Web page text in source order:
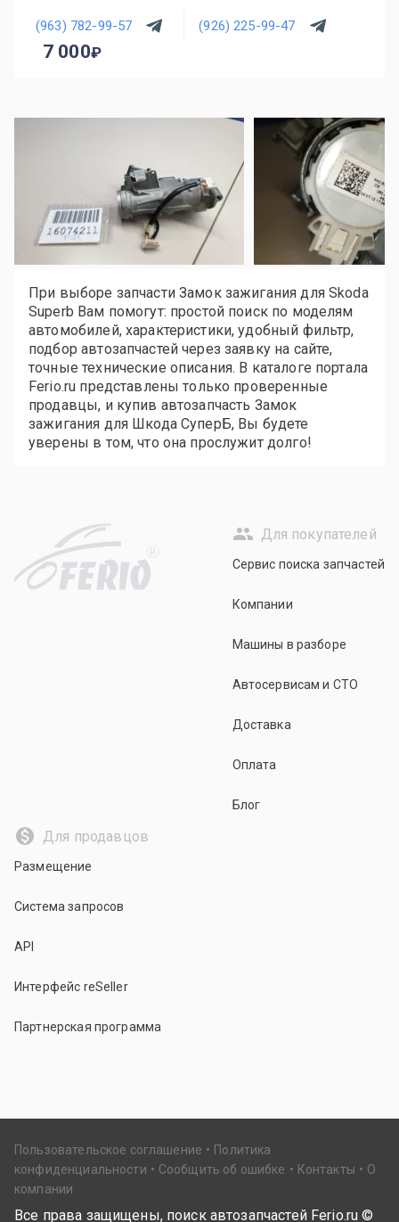
(963) 782-99-57 (926) 225-99-47
7 000
При выборе запчасти Замок зажигания для Skoda
Superb Вам помогут: простой поиск по моделям
автомобилей, характеристики, удобный фильтр,
подбор автозапчастей через заявку на сайте,
точные технические описания. В каталоге портала
Ferio.ru представлены только проверенные
продавцы, и купив автозапчасть Замок
зажигания для Шкода СуперБ, Вы будете
уверены в том, что она прослужит долго!
R
Для покупателей
Сервис поиска запчастей
Компании
Машины в разборе
Автосервисам и СТО
Доставка
Оплата
Блог
Для продавцов
Размещение
Система запросов
API
Интерфейс reSeller
Партнерская программа
Пользовательское соглашение
Политика
конфиденциальности
Сообщить об ошибке Контакты
О
компании
Все права защищены, поиск автозапчастей Ferio.ru ©